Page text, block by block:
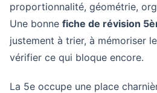
proportionnalité, géométrie,
Une bonne fiche de révision
justement à trier, à mémoriser
vérifier ce qui bloque encore.
La 5e occupe une place